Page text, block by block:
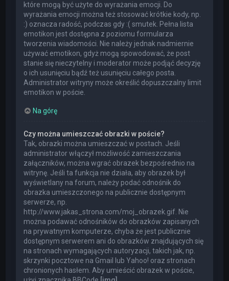
które mogą być użyte do wyrażania emocji. Do
wyrażania emocji można też stosować krótkie kody, np.
:) oznacza radość, podczas gdy :( smutek. Pełna lista
emotikon jest dostępna z poziomu formularza
tworzenia wiadomości. Nie należy jednak nadmiernie
używać emotikon, gdyż mogą spowodować, że post
stanie się nieczytelny i moderator może podjąć decyzję
o ich usunięciu bądź też usunięciu całego posta.
Administrator witryny może określić dopuszczalny limit
emotikon w poście.
Na górę
Czy można umieszczać obrazki w poście?
Tak, obrazki można umieszczać w postach. Jeśli
administrator włączył możliwość zamieszczania
załączników, można wgrać obrazek bezpośrednio na
witrynę. Jeśli ta funkcja nie działa, aby obrazek był
wyświetlany na forum, należy podać odnośnik do
obrazka umieszczonego na publicznie dostępnym
serwerze, np.
http://www.jakas_strona.com/moj_obrazek.gif. Nie
można podawać odnośników do obrazków zapisanych
na prywatnym komputerze, chyba że jest publicznie
dostępnym serwerem ani do obrazków znajdujących się
na stronach wymagających autoryzacji, takich jak, np.
skrzynki pocztowe na Gmail lub Yahoo! oraz stronach
chronionych hasłem. Aby umieścić obrazek w poście,